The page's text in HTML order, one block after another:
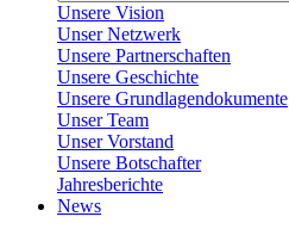
Unsere Vision
Unser Netzwerk
Unsere Partnerschaften
Unsere Geschichte
Unsere Grundlagendokumente
Unser Team
Unser Vorstand
Unsere Botschafter
Jahresberichte
News